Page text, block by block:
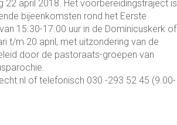
22 april 2018. Het voorbereidingstraject is
bijeenkomsten rond het Eerste
15.30-17.00 uur in de Dominicuskerk of
t/m 20 april, met uitzondering van de
door de pastoraats-groepen van
of telefonisch 030 -293 52 45 (9.00-